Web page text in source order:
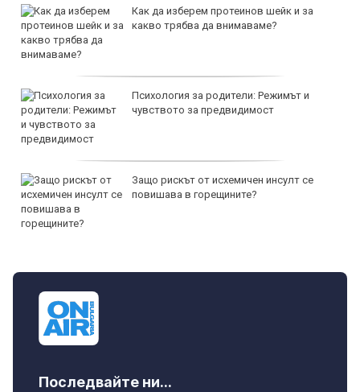
Как да изберем протеинов шейк и за
какво трябва да внимаваме?
Психология за родители: Режимът и
чувството за предвидимост
Защо рискът от исхемичен инсулт се
повишава в горещините?
Последвайте ни...